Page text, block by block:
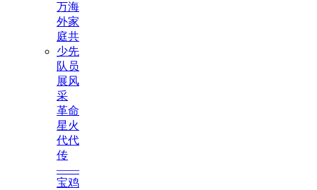
万海
外家
庭共
少先
队员
展风
采
革命
星火
代代
传
——
宝鸡